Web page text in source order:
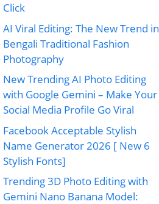
Click
AI Viral Editing: The New Trend in
Bengali Traditional Fashion
Photography
New Trending AI Photo Editing
with Google Gemini – Make Your
Social Media Profile Go Viral
Facebook Acceptable Stylish
Name Generator 2026 [ New 6
Stylish Fonts]
Trending 3D Photo Editing with
Gemini Nano Banana Model: